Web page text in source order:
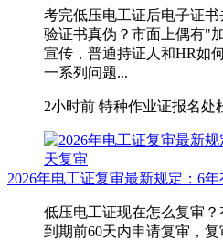
考完低压电工证后电子证
验证书真伪？市面上偶有"
宣传，普通持证人和HR
一系列问题...
2小时前 特种作业证报名处
2026年电工证复审最新规定：6
低压电工证现在怎么复审？
到期前60天内申请复审，